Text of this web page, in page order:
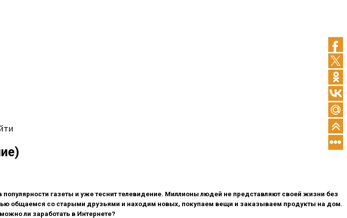
газеты и уже теснит телевидение. Миллионы людей не представляют своей жизни без
общаемся со старыми друзьями и находим новых, покупаем вещи и заказываем продукты на дом.
ли заработать в Интернете?